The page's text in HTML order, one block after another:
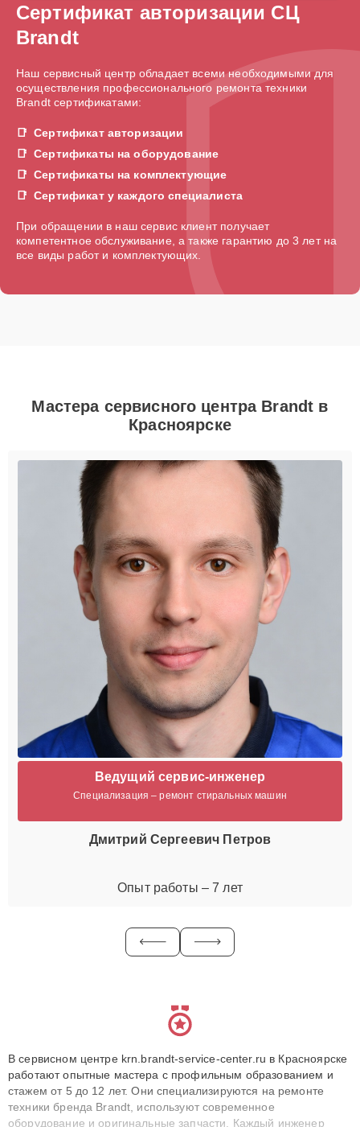
Сертификат авторизации СЦ
Brandt
Наш сервисный центр обладает всеми необходимыми для
осуществления профессионального ремонта техники
Brandt сертификатами:
Сертификат авторизации
Сертификаты на оборудование
Сертификаты на комплектующие
Сертификат у каждого специалиста
При обращении в наш сервис клиент получает
компетентное обслуживание, а также гарантию до 3 лет на
все виды работ и комплектующих.
Мастера сервисного центра Brandt в
Красноярске
Ведущий сервис-инженер
Специализация – ремонт стиральных машин
Дмитрий Сергеевич Петров
Опыт работы – 7 лет
В сервисном центре krn.brandt-service-center.ru в Красноярске
работают опытные мастера с профильным образованием и
стажем от 5 до 12 лет. Они специализируются на ремонте
техники бренда Brandt, используют современное
оборудование и оригинальные запчасти. Каждый инженер